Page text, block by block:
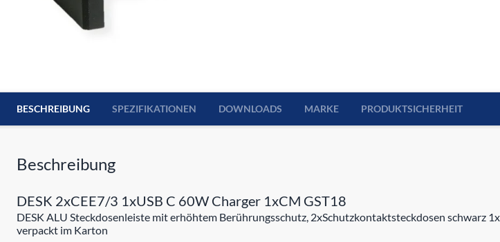
BESCHREIBUNG SPEZIFIKATIONEN DOWNLOADS MARKE PRODUKTSICHERHEIT
Beschreibung
DESK 2xCEE7/3 1xUSB C 60W Charger 1xCM GST18
DESK ALU Steckdosenleiste mit erhöhtem Berührungsschutz, 2xSchutzkontaktsteckdosen schwarz
verpackt im Karton